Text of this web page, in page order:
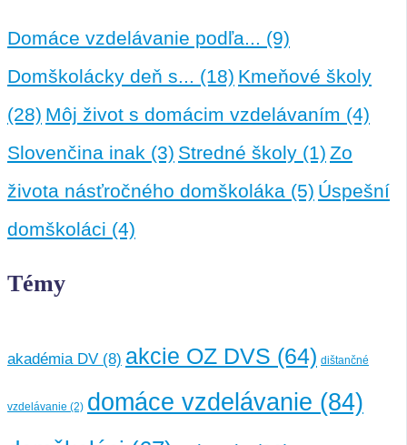
Domáce vzdelávanie podľa... (9)
Domškolácky deň s... (18) Kmeňové školy
(28) Môj život s domácim vzdelávaním (4)
Slovenčina inak (3) Stredné školy (1) Zo
života násťročného domškoláka (5) Úspešní
domškoláci (4)
Témy
akadémia DV (8) akcie OZ DVS (64) dištančné
vzdelávanie (2) domáce vzdelávanie (84)